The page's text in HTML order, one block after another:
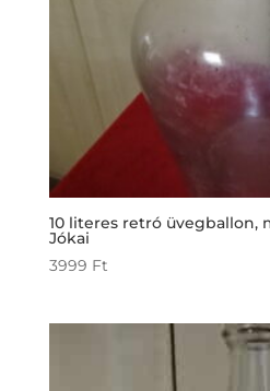
10 literes retró üvegballon,
Jókai
3999 Ft